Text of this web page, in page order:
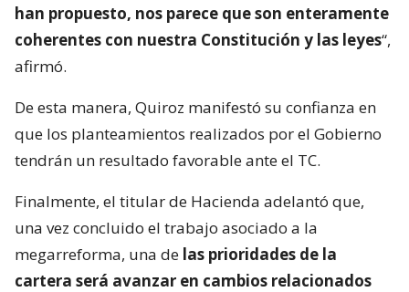
han propuesto, nos parece que son enteramente
coherentes con nuestra Constitución y las leyes“,
afirmó.
De esta manera, Quiroz manifestó su confianza en
que los planteamientos realizados por el Gobierno
tendrán un resultado favorable ante el TC.
Finalmente, el titular de Hacienda adelantó que,
una vez concluido el trabajo asociado a la
megarreforma, una de las prioridades de la
cartera será avanzar en cambios relacionados